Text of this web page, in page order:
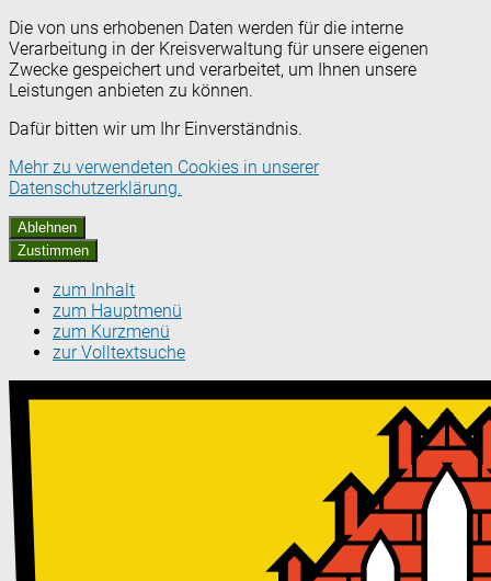
Die von uns erhobenen Daten werden für die interne
Verarbeitung in der Kreisverwaltung für unsere eigenen
Zwecke gespeichert und verarbeitet, um Ihnen unsere
Leistungen anbieten zu können.
Dafür bitten wir um Ihr Einverständnis.
Mehr zu verwendeten Cookies in unserer
Datenschutzerklärung.
Ablehnen
Zustimmen
zum Inhalt
zum Hauptmenü
zum Kurzmenü
zur Volltextsuche